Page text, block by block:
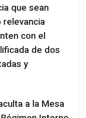
que sean
relevancia
con el
de dos
y
a la Mesa